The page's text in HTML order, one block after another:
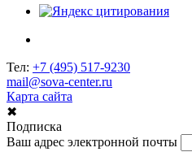
Тел: +7 (495) 517-9230
mail@sova-center.ru
Карта сайта
✖
Подписка
Ваш адрес электронной почты